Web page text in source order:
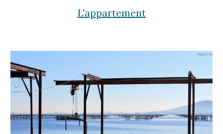
L'appartement